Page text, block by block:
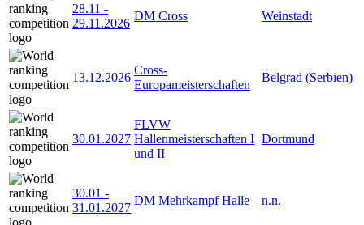
28.11 -
29.11.2026
DM Cross Weinstadt
13.12.2026
Cross-
Europameisterschaften
Belgrad (Serbien)
30.01.2027
FLVW
Hallenmeisterschaften I
und II
Dortmund
30.01 -
31.01.2027
DM Mehrkampf Halle n.n.